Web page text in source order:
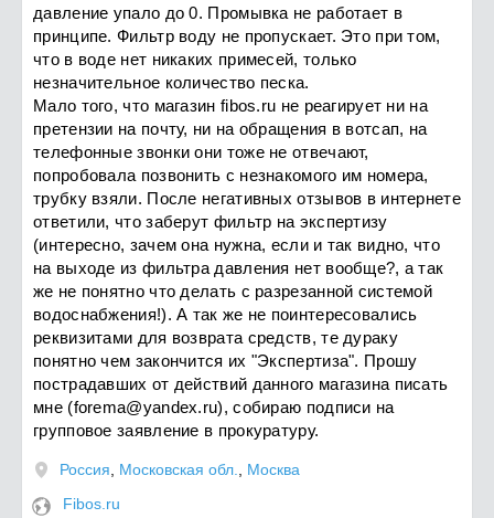
давление упало до 0. Промывка не работает в
принципе. Фильтр воду не пропускает. Это при том,
что в воде нет никаких примесей, только
незначительное количество песка.
Мало того, что магазин fibos.ru не реагирует ни на
претензии на почту, ни на обращения в вотсап, на
телефонные звонки они тоже не отвечают,
попробовала позвонить с незнакомого им номера,
трубку взяли. После негативных отзывов в интернете
ответили, что заберут фильтр на экспертизу
(интересно, зачем она нужна, если и так видно, что
на выходе из фильтра давления нет вообще?, а так
же не понятно что делать с разрезанной системой
водоснабжения!). А так же не поинтересовались
реквизитами для возврата средств, те дураку
понятно чем закончится их "Экспертиза". Прошу
пострадавших от действий данного магазина писать
мне (forema@yandex.ru), собираю подписи на
групповое заявление в прокуратуру.
Россия Московская обл.
Москва
Fibos.ru